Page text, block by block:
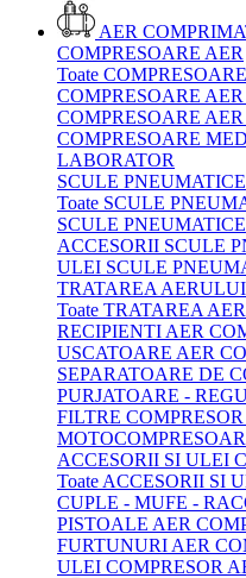
AER
COMPRESOARE AER
Toate
COMPRESOARE
COMPRESOARE
COMPRESOARE
LABORATOR
SCULE PNEUMATICE
Toate SCULE
SCULE PNEUMATICE
ACCESORII SCULE
ULEI SCULE
TRATAREA
Toate TRATAREA
RECIPIENTI AER
USCATOARE AER
SEPARATOARE DE
PURJATOARE -
FILTRE COMPRESOR
ACCESORII SI ULEI
Toate ACCESORII SI
CUPLE - MUFE -
PISTOALE AER
FURTUNURI AER
ULEI COMPRESOR